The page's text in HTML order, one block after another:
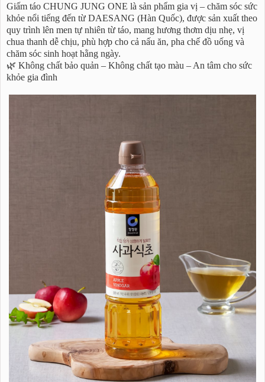
Giấm táo CHUNG JUNG ONE là sản phẩm gia vị – chăm sóc sức
khỏe nổi tiếng đến từ DAESANG (Hàn Quốc), được sản xuất theo
quy trình lên men tự nhiên từ táo, mang hương thơm dịu nhẹ, vị
chua thanh dễ chịu, phù hợp cho cả nấu ăn, pha chế đồ uống và
chăm sóc sinh hoạt hằng ngày.
🌿 Không chất bảo quản – Không chất tạo màu – An tâm cho sức
khỏe gia đình